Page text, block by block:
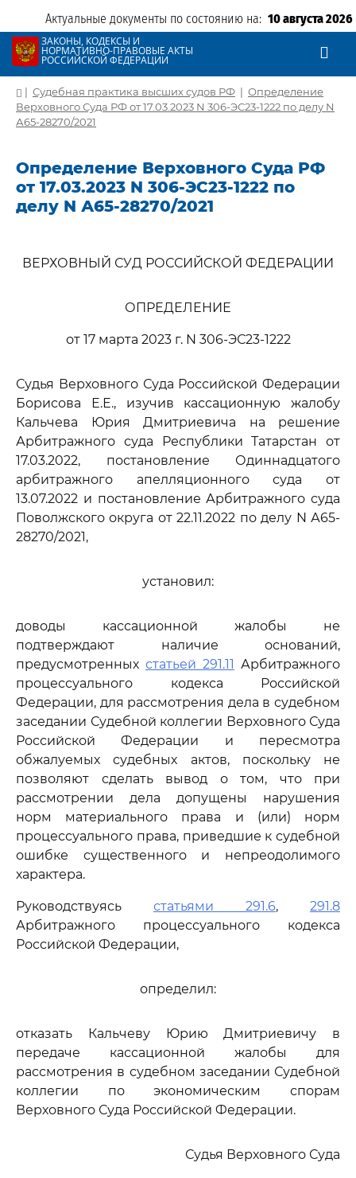
Актуальные документы по состоянию на: 10 августа 2026
ЗАКОНЫ, КОДЕКСЫ И
НОРМАТИВНО-ПРАВОВЫЕ АКТЫ
РОССИЙСКОЙ ФЕДЕРАЦИИ
| Судебная практика высших судов РФ | Определение
Верховного Суда РФ от 17.03.2023 N 306-ЭС23-1222 по делу N
А65-28270/2021
Определение Верховного Суда РФ
от 17.03.2023 N 306-ЭС23-1222 по
делу N А65-28270/2021
ВЕРХОВНЫЙ СУД РОССИЙСКОЙ ФЕДЕРАЦИИ
ОПРЕДЕЛЕНИЕ
от 17 марта 2023 г. N 306-ЭС23-1222
Судья Верховного Суда Российской Федерации
Борисова Е.Е., изучив кассационную жалобу
Кальчева Юрия Дмитриевича на решение
Арбитражного суда Республики Татарстан от
17.03.2022, постановление Одиннадцатого
арбитражного апелляционного суда от
13.07.2022 и постановление Арбитражного суда
Поволжского округа от 22.11.2022 по делу N А65-
28270/2021,
установил:
доводы кассационной жалобы не
подтверждают наличие оснований,
предусмотренных статьей 291.11 Арбитражного
процессуального кодекса Российской
Федерации, для рассмотрения дела в судебном
заседании Судебной коллегии Верховного Суда
Российской Федерации и пересмотра
обжалуемых судебных актов, поскольку не
позволяют сделать вывод о том, что при
рассмотрении дела допущены нарушения
норм материального права и (или) норм
процессуального права, приведшие к судебной
ошибке существенного и непреодолимого
характера.
Руководствуясь статьями 291.6, 291.8
Арбитражного процессуального кодекса
Российской Федерации,
определил:
отказать Кальчеву Юрию Дмитриевичу в
передаче кассационной жалобы для
рассмотрения в судебном заседании Судебной
коллегии по экономическим спорам
Верховного Суда Российской Федерации.
Судья Верховного Суда